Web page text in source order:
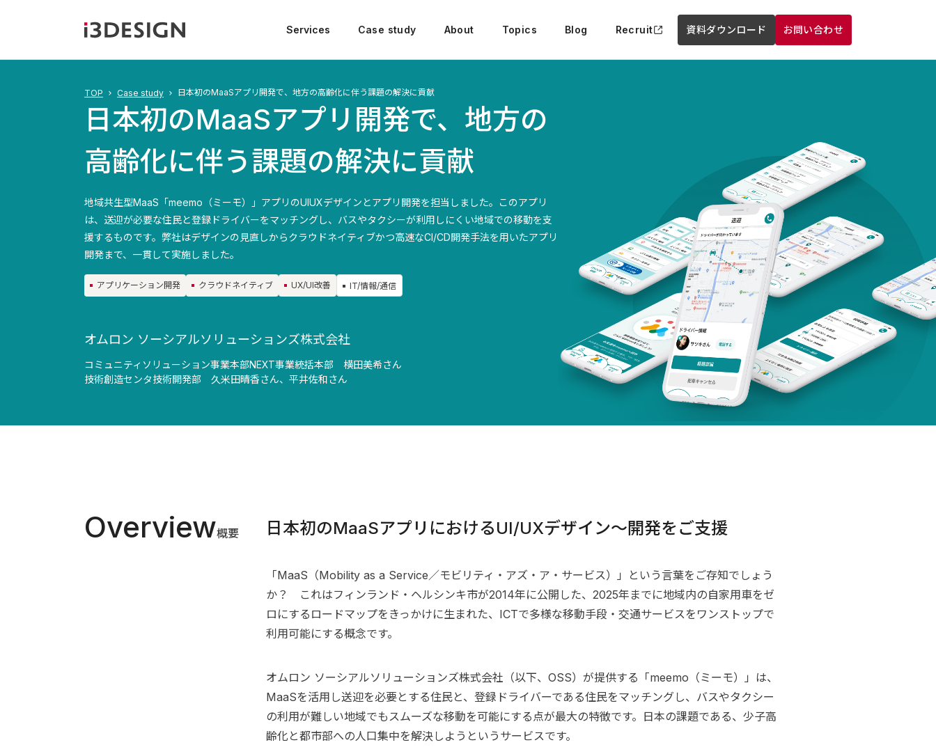
Services Case study About Topics Blog Recruit 資料ダウンロード お問い合わせ
TOP Case study 日本初のMaaSアプリ開発で、地方の高齢化に伴う課題の解決に貢献
日本初のMaaSアプリ開発で、地方の
高齢化に伴う課題の解決に貢献
地域共生型MaaS「meemo（ミーモ）」アプリのUIUXデザインとアプリ開発を担当しました。このアプリ
は、送迎が必要な住民と登録ドライバーをマッチングし、バスやタクシーが利用しにくい地域での移動を支
援するものです。弊社はデザインの見直しからクラウドネイティブかつ高速なCI/CD開発手法を用いたアプリ
開発まで、一貫して実施しました。
アプリケーション開発 クラウドネイティブ UX/UI改善 IT/情報/通信
オムロン ソーシアルソリューションズ株式会社
コミュニティソリューション事業本部NEXT事業統括本部　横田美希さん
技術創造センタ技術開発部　久米田晴香さん、平井佐和さん
Overview概要 日本初のMaaSアプリにおけるUI/UXデザイン～開発をご支援
「MaaS（Mobility as a Service／モビリティ・アズ・ア・サービス）」という言葉をご存知でしょう
か？ これはフィンランド・ヘルシンキ市が2014年に公開した、2025年までに地域内の自家用車をゼ
ロにするロードマップをきっかけに生まれた、ICTで多様な移動手段・交通サービスをワンストップで
利用可能にする概念です。
オムロン ソーシアルソリューションズ株式会社（以下、OSS）が提供する「meemo（ミーモ）」は、
MaaSを活用し送迎を必要とする住民と、登録ドライバーである住民をマッチングし、バスやタクシー
の利用が難しい地域でもスムーズな移動を可能にする点が最大の特徴です。日本の課題である、少子高
齢化と都市部への人口集中を解決しようというサービスです。